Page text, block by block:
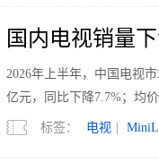
国内电视销量
2026年上半年，中国电视
亿元，同比下降7.7%；均
标签： 电视